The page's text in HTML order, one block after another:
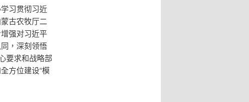
习贯彻习近
古农牧厅二
强对习近平
，深刻领悟
要求和战略部
方位建设“模